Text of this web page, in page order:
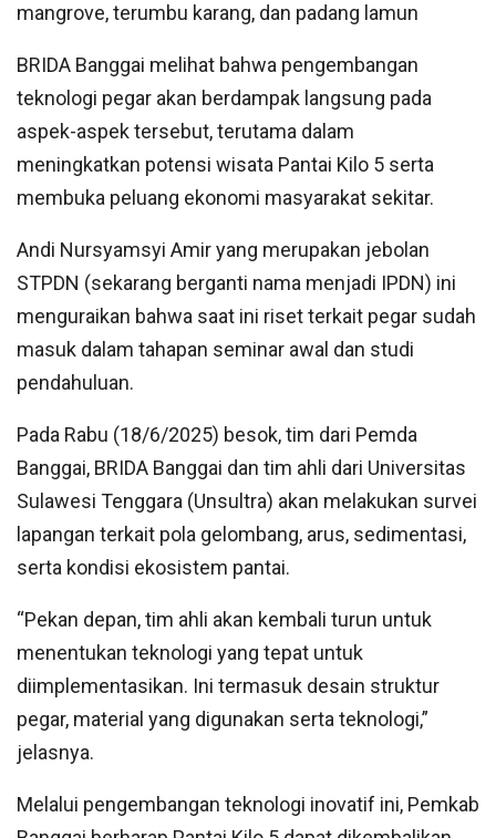
mangrove, terumbu karang, dan padang lamun
BRIDA Banggai melihat bahwa pengembangan
teknologi pegar akan berdampak langsung pada
aspek-aspek tersebut, terutama dalam
meningkatkan potensi wisata Pantai Kilo 5 serta
membuka peluang ekonomi masyarakat sekitar.
Andi Nursyamsyi Amir yang merupakan jebolan
STPDN (sekarang berganti nama menjadi IPDN) ini
menguraikan bahwa saat ini riset terkait pegar sudah
masuk dalam tahapan seminar awal dan studi
pendahuluan.
Pada Rabu (18/6/2025) besok, tim dari Pemda
Banggai, BRIDA Banggai dan tim ahli dari Universitas
Sulawesi Tenggara (Unsultra) akan melakukan survei
lapangan terkait pola gelombang, arus, sedimentasi,
serta kondisi ekosistem pantai.
“Pekan depan, tim ahli akan kembali turun untuk
menentukan teknologi yang tepat untuk
diimplementasikan. Ini termasuk desain struktur
pegar, material yang digunakan serta teknologi,”
jelasnya.
Melalui pengembangan teknologi inovatif ini, Pemkab